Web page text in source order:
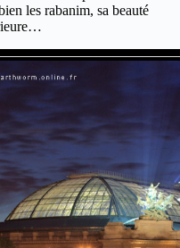
les rabanim, sa beauté